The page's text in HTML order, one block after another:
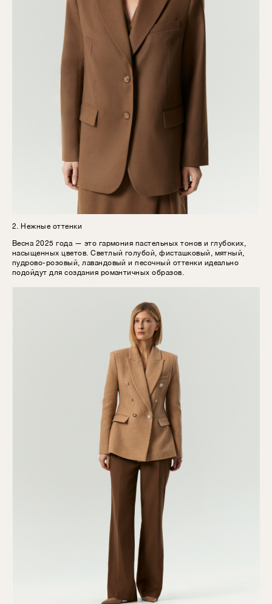
2. Нежные оттенки
Весна 2025 года — это гармония пастельных тонов и глубоких,
насыщенных цветов. Светлый голубой, фисташковый, мятный,
пудрово-розовый, лавандовый и песочный оттенки идеально
подойдут для создания романтичных образов.